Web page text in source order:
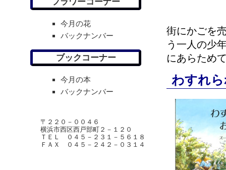
フラワーコーナー
今月の花
バックナンバー
ブックコーナー
今月の本
バックナンバー
〒２２０－００４６
横浜市西区西戸部町２－１２０
ＴＥＬ ０４５－２３１－５６１８
ＦＡＸ ０４５－２４２－０３１４
街にかごを
う一人の少
にあらため
わすれ